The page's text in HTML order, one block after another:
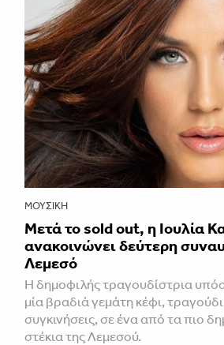
ΜΟΥΣΙΚΉ
Μετά το sold out, η Ιουλία
ανακοινώνει δεύτερη
Λεμεσό
H δημοφιλής τραγουδίστρια
μία βραδιά γεμάτη κέφι,
συγκινήσεις, σε ένα από τα πιο
στέκια της Λεμεσού.